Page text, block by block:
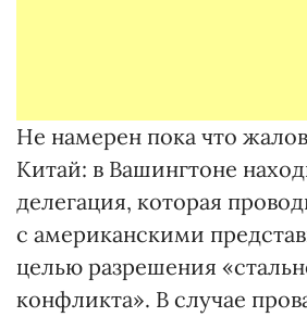
Не намерен пока что
Китай: в Вашингтоне
делегация, которая
с американскими
целью разрешения
конфликта». В случае